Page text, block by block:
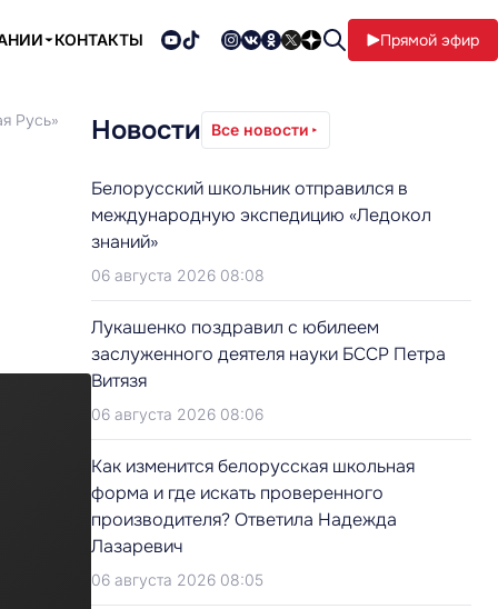
КОНТАКТЫ Прямой эфир
Русь» Новости Все новости
Белорусский школьник отправился в
международную экспедицию «Ледокол
знаний»
06 августа 2026 08:08
Лукашенко поздравил с юбилеем
заслуженного деятеля науки БССР Петра
Витязя
06 августа 2026 08:06
Как изменится белорусская школьная
форма и где искать проверенного
производителя? Ответила Надежда
Лазаревич
06 августа 2026 08:05